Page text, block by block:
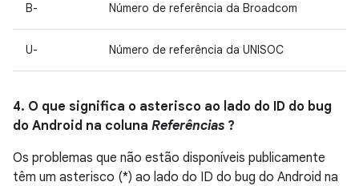
B- Número de referência da Broadcom
U- Número de referência da UNISOC
4. O que significa o asterisco ao lado do ID do bug
do Android na coluna Referências ?
Os problemas que não estão disponíveis publicamente
têm um asterisco (*) ao lado do ID do bug do Android na